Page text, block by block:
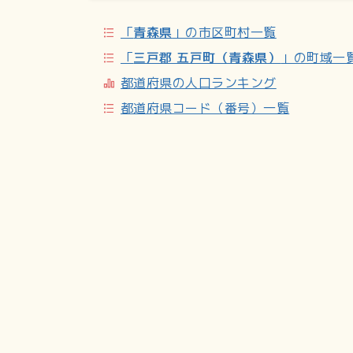
「青森県 」の市区町村一覧
「三戸郡 五戸町（青森県）
」の町域一
都道府県の人口ランキング
都道府県コード（番号）一覧